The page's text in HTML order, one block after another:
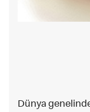
Dünya